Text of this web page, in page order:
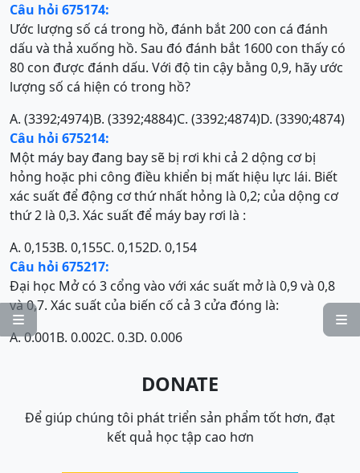


Câu hỏi 675174:
Ước lượng số cá trong hồ, đánh bắt 200 con cá đánh
dấu và thả xuống hồ. Sau đó đánh bắt 1600 con thấy có
80 con được đánh dấu. Với độ tin cậy bằng 0,9, hãy ước
lượng số cá hiện có trong hồ?
A. (3392;4974)B. (3392;4884)C. (3392;4874)D. (3390;4874)
Câu hỏi 675214:
Một máy bay đang bay sẽ bị rơi khi cả 2 dộng cơ bị
hỏng hoặc phi công điều khiển bị mất hiệu lực lái. Biết
xác suất để động cơ thứ nhất hỏng là 0,2; của dộng cơ
thứ 2 là 0,3. Xác suất để máy bay rơi là :
A. 0,153B. 0,155C. 0,152D. 0,154
Câu hỏi 675217:
Đại học Mở có 3 cổng vào với xác suất mở là 0,9 và 0,8
và 0,7. Xác suất của biến cố cả 3 cửa đóng là:
A. 0.001B. 0.002C. 0.3D. 0.006
DONATE
Để giúp chúng tôi phát triển sản phẩm tốt hơn, đạt
kết quả học tập cao hơn